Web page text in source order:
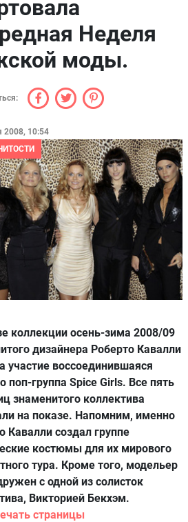
Неделя
моды.
2008, 10:54
коллекции осень-зима 2008/09
дизайнера Роберто Кавалли
участие воссоединившаяся
поп-группа Spice Girls. Все пять
знаменитого коллектива
на показе. Напомним, именно
Кавалли создал группе
костюмы для их мирового
тура. Кроме того, модельер
с одной из солисток
Викторией Бекхэм.
страницы